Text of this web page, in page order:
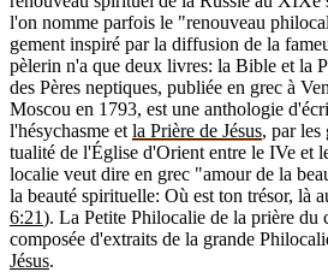
l'on nomme par­fois le "renou­veau
ge­ment ins­piré par la dif­fu­sion de la
pèle­rin n'a que deux livres: la Bible et la
des Pères nep­tiques, publiée en grec à
Mos­cou en 1793, est une antho­lo­gie
l'hé­sy­chasme et la Prière de Jésus, par
tua­lité de l'Église d'Orient entre le IVe et
lo­ca­lie veut dire en grec "amour de la
la beauté spi­ri­tuelle: Où est ton tré­sor, là
6:21). La Petite Phi­lo­ca­lie de la prière du
com­po­sée d'ex­traits de la grande
Jésus.